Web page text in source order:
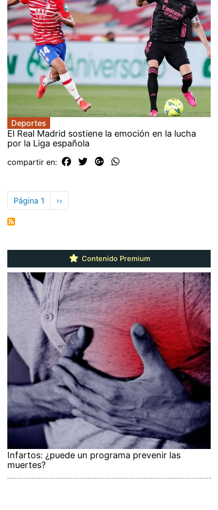
Deportes
El Real Madrid sostiene la emoción en la lucha
por la Liga española
compartir en:
Paginación
Página 1
Siguiente
página
››
Contenido Premium
Infartos: ¿puede un programa prevenir las
muertes?